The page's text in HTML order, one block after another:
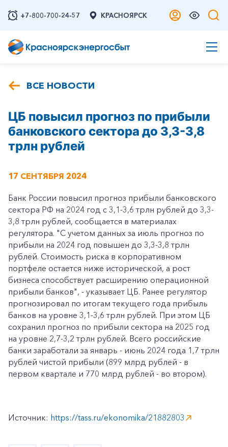
+7-800-700-24-57 КРАСНОЯРСК
ВСЕ НОВОСТИ
ЦБ повысил прогноз по прибыли
банковского сектора до 3,3-3,8
трлн рублей
17 СЕНТЯБРЯ 2024
Банк России повысил прогноз прибыли банковского
сектора РФ на 2024 год с 3,1-3,6 трлн рублей до 3,3-
3,8 трлн рублей, сообщается в материалах
регулятора. "С учетом данных за июль прогноз по
прибыли на 2024 год повышен до 3,3-3,8 трлн
рублей. Стоимость риска в корпоративном
портфеле остается ниже исторической, а рост
бизнеса способствует расширению операционной
прибыли банков", - указывает ЦБ. Ранее регулятор
прогнозировал по итогам текущего года прибыль
банков на уровне 3,1-3,6 трлн рублей. При этом ЦБ
сохранил прогноз по прибыли сектора на 2025 год
на уровне 2,7-3,2 трлн рублей. Всего российские
банки заработали за январь - июнь 2024 года 1,7 трлн
рублей чистой прибыли (899 млрд рублей - в
первом квартале и 770 млрд рублей - во втором).
Источник: https://tass.ru/ekonomika/21882803